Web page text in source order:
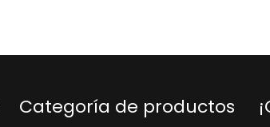
Categoría de productos